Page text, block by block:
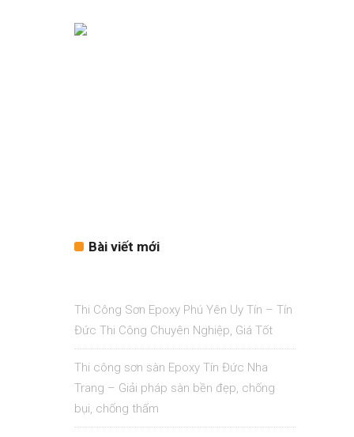
Bài viết mới
Thi Công Sơn Epoxy Phú Yên Uy Tín – Tín
Đức Thi Công Chuyên Nghiệp, Giá Tốt
Thi công sơn sàn Epoxy Tín Đức Nha
Trang – Giải pháp sàn bền đẹp, chống
bụi, chống thấm